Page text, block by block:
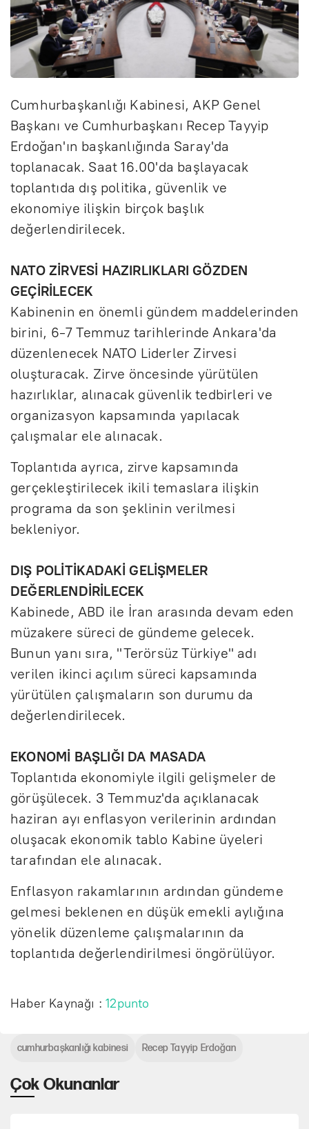
Cumhurbaşkanlığı Kabinesi, AKP Genel
Başkanı ve Cumhurbaşkanı Recep Tayyip
Erdoğan'ın başkanlığında Saray'da
toplanacak. Saat 16.00'da başlayacak
toplantıda dış politika, güvenlik ve
ekonomiye ilişkin birçok başlık
değerlendirilecek.
NATO ZİRVESİ HAZIRLIKLARI GÖZDEN
GEÇİRİLECEK
Kabinenin en önemli gündem maddelerinden
birini, 6-7 Temmuz tarihlerinde Ankara'da
düzenlenecek NATO Liderler Zirvesi
oluşturacak. Zirve öncesinde yürütülen
hazırlıklar, alınacak güvenlik tedbirleri ve
organizasyon kapsamında yapılacak
çalışmalar ele alınacak.
Toplantıda ayrıca, zirve kapsamında
gerçekleştirilecek ikili temaslara ilişkin
programa da son şeklinin verilmesi
bekleniyor.
DIŞ POLİTİKADAKİ GELİŞMELER
DEĞERLENDİRİLECEK
Kabinede, ABD ile İran arasında devam eden
müzakere süreci de gündeme gelecek.
Bunun yanı sıra, "Terörsüz Türkiye" adı
verilen ikinci açılım süreci kapsamında
yürütülen çalışmaların son durumu da
değerlendirilecek.
EKONOMİ BAŞLIĞI DA MASADA
Toplantıda ekonomiyle ilgili gelişmeler de
görüşülecek. 3 Temmuz'da açıklanacak
haziran ayı enflasyon verilerinin ardından
oluşacak ekonomik tablo Kabine üyeleri
tarafından ele alınacak.
Enflasyon rakamlarının ardından gündeme
gelmesi beklenen en düşük emekli aylığına
yönelik düzenleme çalışmalarının da
toplantıda değerlendirilmesi öngörülüyor.
Haber Kaynağı :12punto
Çok Okunanlar
cumhurbaşkanlığı kabinesi Recep Tayyip Erdoğan